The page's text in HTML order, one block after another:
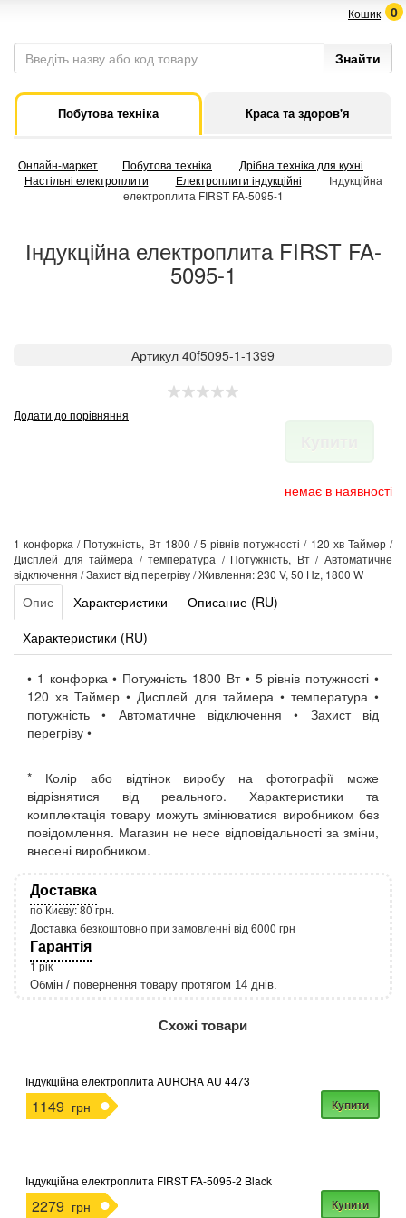
Кошик 0
Побутова техніка Краса та здоров'я
Онлайн-маркет Побутова техніка
Дрібна техніка для кухні
Настільні електроплити
Електроплити індукційні
Індукційна
електроплита FIRST FA-5095-1
Індукційна електроплита FIRST FA-
5095-1
Артикул 40f5095-1-1399
Додати до порівняння
немає в наявності
1 конфорка / Потужність, Вт 1800 / 5 рівнів потужності / 120 хв Таймер /
Дисплей для таймера / температура / Потужність, Вт / Автоматичне
відключення / Захист від перегріву / Живлення: 230 V, 50 Hz, 1800 W
Опис Характеристики
Описание (RU)
Характеристики (RU)
• 1 конфорка • Потужність 1800 Вт • 5 рівнів потужності •
120 хв Таймер • Дисплей для таймера • температура •
потужність • Автоматичне відключення • Захист від
перегріву •
* Колір або відтінок виробу на фотографії може
відрізнятися від реального. Характеристики та
комплектація товару можуть змінюватися виробником без
повідомлення. Магазин не несе відповідальності за зміни,
внесені виробником.
Доставка
по Києву: 80 грн.
Доставка безкоштовно при замовленні від 6000 грн
Гарантія
1 рік
Обмін / повернення товару протягом 14 днів.
Схожі товари
Індукційна електроплита AURORA AU 4473
1149 грн Купити
Індукційна електроплита FIRST FA-5095-2 Black
2279 грн Купити